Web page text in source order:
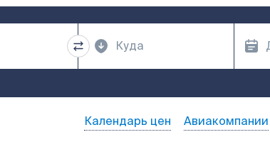
Календарь цен Авиакомпании